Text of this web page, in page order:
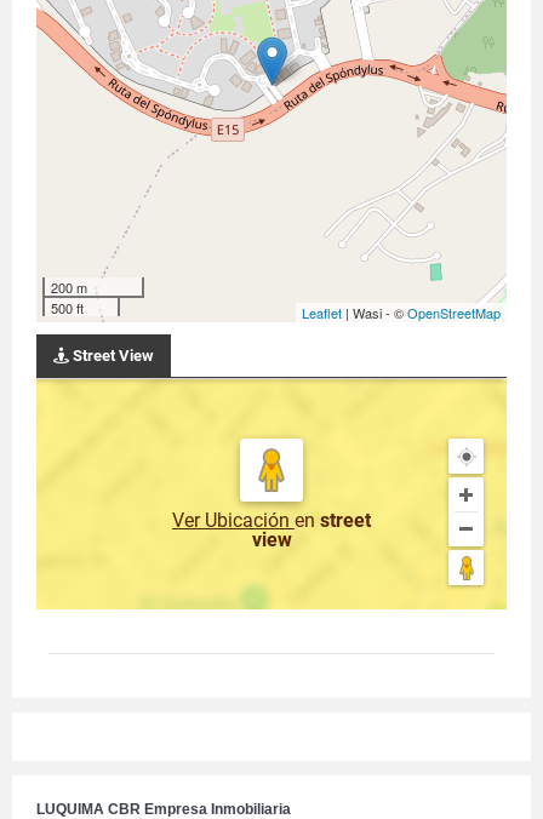
200 m
500 ft
Leaflet | Wasi - ©OpenStreetMap
Street View
Ver Ubicación en street
view
LUQUIMA CBR Empresa Inmobiliaria